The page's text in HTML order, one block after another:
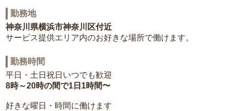
勤務地
神奈川県横浜市神奈川区付近
サービス提供エリア内のお好きな場所で働けます。
勤務時間
平日・土日祝日いつでも歓迎
8時～20時の間で1日1時間〜
好きな曜日・時間に働けます